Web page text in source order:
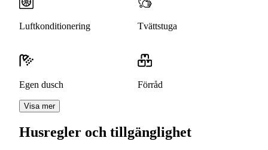
Luftkonditionering Tvättstuga
Egen dusch Förråd
Visa mer
Husregler och tillgänglighet